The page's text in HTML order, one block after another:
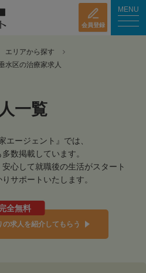
会員登録
MENU
エリアから探す
水区の治療家求人
一覧
エージェント』では、
数掲載しています。
心して就職後の生活がスタート
サポートいたします。
全無料
の求人を紹介してもらう